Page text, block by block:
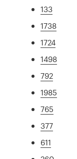
133
1738
1724
1498
792
1985
765
377
611